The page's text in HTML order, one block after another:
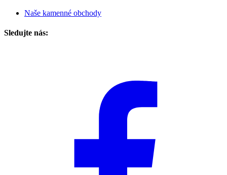
Naše kamenné obchody
Sledujte nás: